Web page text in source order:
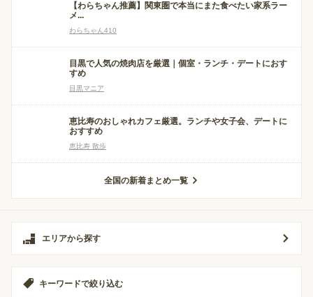
【わらちゃん推薦】関東圏で本当にまた食べたい家系ラー
メ...
わらちゃん410
目黒で人気の焼肉店を厳選｜個室・ランチ・デートにおす
すめ
目黒マニア
恵比寿のおしゃれカフェ厳選。ランチや女子会、デートに
おすすめ
恵比寿 散歩
全国の新着まとめ一覧
エリアから探す
キーワードで絞り込む